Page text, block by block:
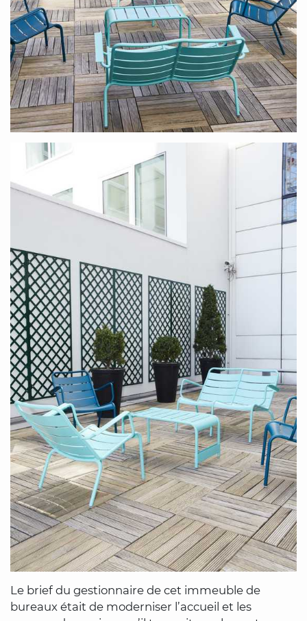
Le brief du gestionnaire de cet immeuble de
bureaux était de moderniser l’accueil et les